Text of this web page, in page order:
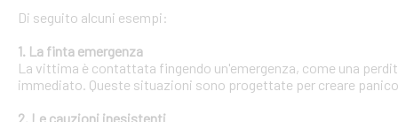
Di seguito alcuni esempi:
1. La finta emergenza
La vittima è contattata fingendo un'emergenza, come una
immediato. Queste situazioni sono progettate per creare
2. Le cauzioni inesistenti